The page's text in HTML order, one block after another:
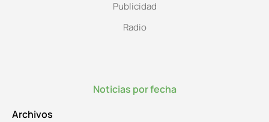
Publicidad
Radio
Noticias por fecha
Archivos